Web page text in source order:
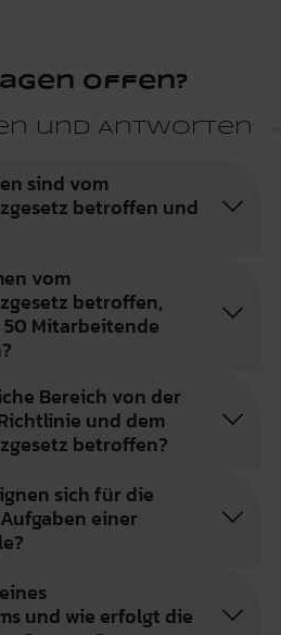
offen?
und Antworten
sind vom
betroffen und
vom
betroffen,
Mitarbeitende
Bereich von der
und dem
betroffen?
sich für die
einer
und wie erfolgt die